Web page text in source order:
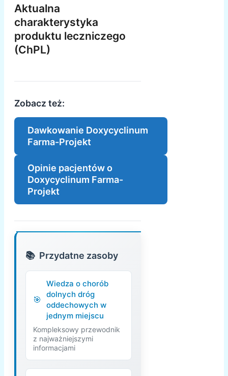
Aktualna
charakterystyka
produktu leczniczego
(ChPL)
Zobacz też:
Dawkowanie Doxycyclinum
Farma-Projekt
Opinie pacjentów o
Doxycyclinum Farma-
Projekt
Przydatne zasoby
Wiedza o chorób
dolnych dróg
oddechowych w
jednym miejscu
Kompleksowy przewodnik
z najważniejszymi
informacjami